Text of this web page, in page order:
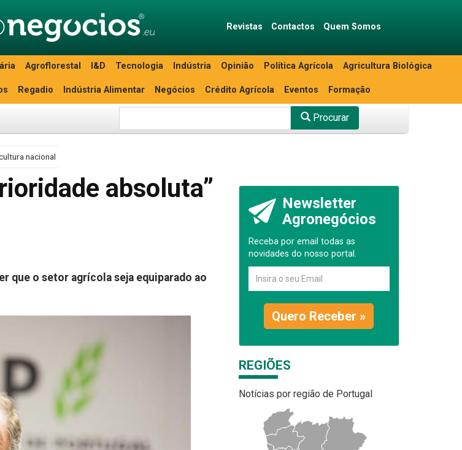
Revistas Contactos Quem Somos
Agroflorestal I&D Tecnologia Indústria Opinião Política Agrícola Agricultura Biológica
Regadio Indústria Alimentar Negócios Crédito Agrícola Eventos Formação
Procurar
nacional
absoluta”
que o setor agrícola seja equiparado ao
Newsletter
Agronegócios
Receba por email todas as
novidades do nosso portal.
Quero Receber »
REGIÕES
Notícias por região de Portugal